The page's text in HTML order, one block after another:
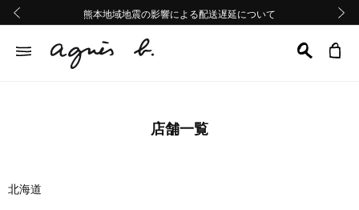
熊本地域地震の影響による配送遅延について
Summer Sale 2buy10%OFF!!
熊本地域地震の影響による配送遅延について
Summer Sale 2buy10%OFF!!
店舗一覧
北海道